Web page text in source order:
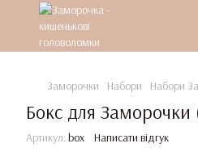
Заморочки Набори Набори
Бокс для
Артикул: box Написати відгук